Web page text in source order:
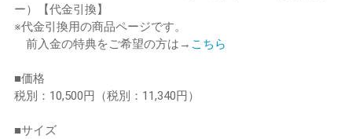
ー）【代金引換】
※代金引換用の商品ページです。
前入金の特典をご希望の方は→ こちら
■価格
税別：10,500円（税別：11,340円）
■サイズ